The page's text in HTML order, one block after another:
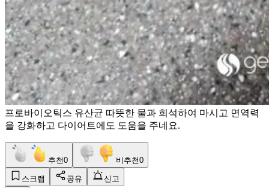
프로바이오틱스 유산균 따뜻한 물과 희석하여 마시고 면역력
을 강화하고 다이어트에도 도움을 주네요.
추천0 비추천0
스크랩 공유 신고